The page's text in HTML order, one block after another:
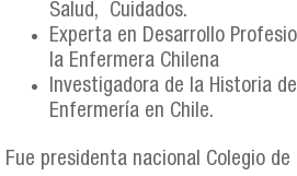
Salud, Cuidados.
Experta en Desarrollo
la Enfermera Chilena
Investigadora de la Historia
Enfermería en Chile.
Fue presidenta nacional Colegio de